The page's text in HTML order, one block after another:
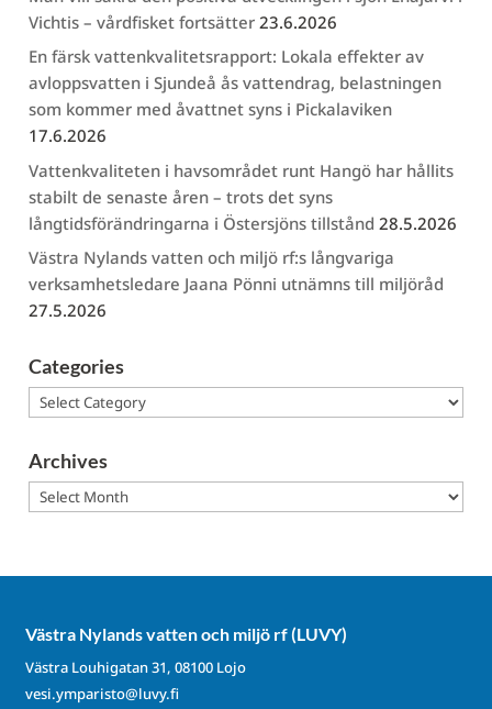
Vichtis – vårdfisket fortsätter 23.6.2026
En färsk vattenkvalitetsrapport: Lokala effekter av
avloppsvatten i Sjundeå ås vattendrag, belastningen
som kommer med åvattnet syns i Pickalaviken
17.6.2026
Vattenkvaliteten i havsområdet runt Hangö har hållits
stabilt de senaste åren – trots det syns
långtidsförändringarna i Östersjöns tillstånd 28.5.2026
Västra Nylands vatten och miljö rf:s långvariga
verksamhetsledare Jaana Pönni utnämns till miljöråd
27.5.2026
Categories
Categories
Archives
Archives
Västra Nylands vatten och miljö rf (LUVY)
Västra Louhigatan 31, 08100 Lojo
vesi.ymparisto@luvy.fi